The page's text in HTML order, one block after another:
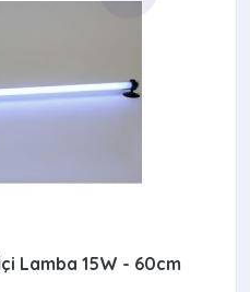
Lamba 15W - 60cm